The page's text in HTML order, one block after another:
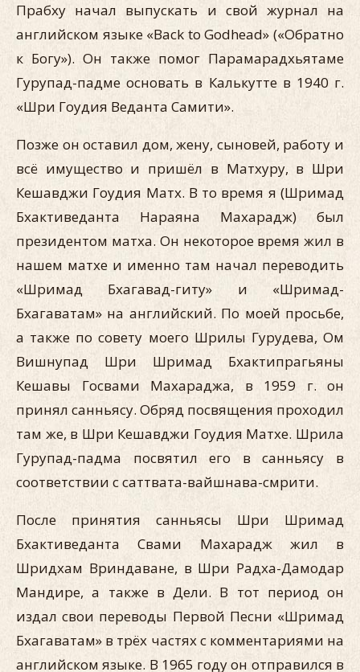
Прабху начал выпускать и свой журнал на
английском языке «Back to Godhead» («Обратно
к Богу»). Он также помог Парамарадхьятаме
Гурупад-падме основать в Калькутте в 1940 г.
«Шри Гоудия Веданта Самити».
Позже он оставил дом, жену, сыновей, работу и
всё имущество и пришёл в Матхуру, в Шри
Кешавджи Гоудия Матх. В то время я (Шримад
Бхактиведанта Нараяна Махарадж) был
президентом матха. Он некоторое время жил в
нашем матхе и именно там начал переводить
«Шримад Бхагавад-гиту» и «Шримад-
Бхагаватам» на английский. По моей просьбе,
а также по совету моего Шрилы Гурудева, Ом
Вишнупад Шри Шримад Бхактипрагьяны
Кешавы Госвами Махараджа, в 1959 г. он
принял санньясу. Обряд посвящения проходил
там же, в Шри Кешавджи Гоудия Матхе. Шрила
Гурупад-падма посвятил его в санньясу в
соответствии с саттвата-вайшнава-смрити.
После принятия санньясы Шри Шримад
Бхактиведанта Свами Махарадж жил в
Шридхам Вриндаване, в Шри Радха-Дамодар
Мандире, а также в Дели. В тот период он
издал свои переводы Первой Песни «Шримад
Бхагаватам» в трёх частях с комментариями на
английском языке. В 1965 году он отправился в